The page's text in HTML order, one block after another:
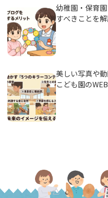
幼稚園・保育
すべきことを解
美しい写真や
こども園の